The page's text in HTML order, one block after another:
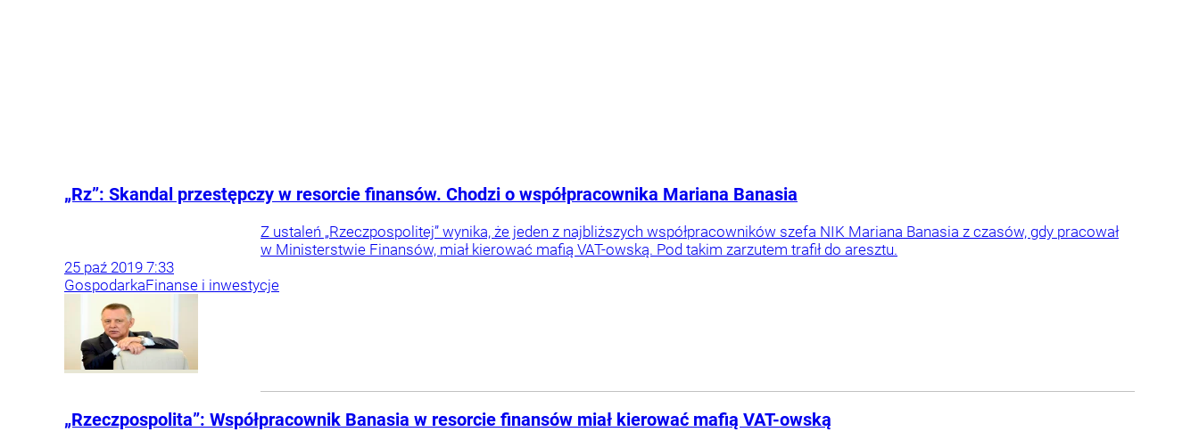
„Rz”: Skandal przestępczy w resorcie finansów. Chodzi o współpracownika Mariana Banasia
Z ustaleń „Rzeczpospolitej” wynika, że jeden z najbliższych współpracowników szefa NIK Mariana Banasia z czasów, gdy pracował
w Ministerstwie Finansów, miał kierować mafią VAT-owską. Pod takim zarzutem trafił do aresztu.
25 paź 2019 7:33
GospodarkaFinanse i inwestycje
„Rzeczpospolita”: Współpracownik Banasia w resorcie finansów miał kierować mafią VAT-owską